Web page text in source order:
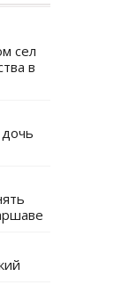
сел
в